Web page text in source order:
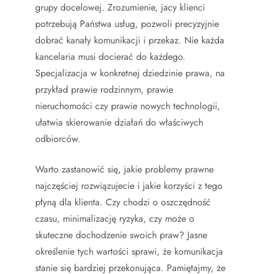
grupy docelowej. Zrozumienie, jacy klienci
potrzebują Państwa usług, pozwoli precyzyjnie
dobrać kanały komunikacji i przekaz. Nie każda
kancelaria musi docierać do każdego.
Specjalizacja w konkretnej dziedzinie prawa, na
przykład prawie rodzinnym, prawie
nieruchomości czy prawie nowych technologii,
ułatwia skierowanie działań do właściwych
odbiorców.
Warto zastanowić się, jakie problemy prawne
najczęściej rozwiązujecie i jakie korzyści z tego
płyną dla klienta. Czy chodzi o oszczędność
czasu, minimalizację ryzyka, czy może o
skuteczne dochodzenie swoich praw? Jasne
określenie tych wartości sprawi, że komunikacja
stanie się bardziej przekonująca. Pamiętajmy, że